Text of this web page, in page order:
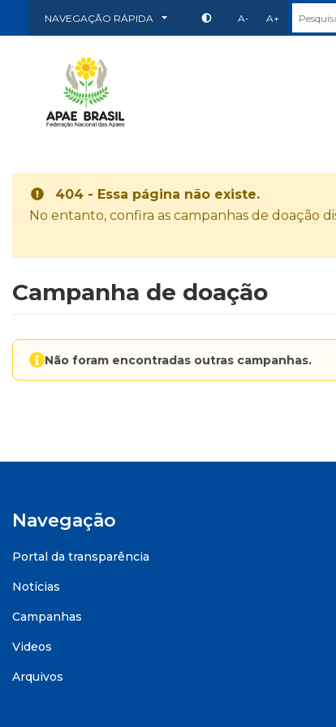
NAVEGAÇÃO RÁPIDA A- A+
404 - Essa página não existe.
No entanto, confira as campanhas de doação
Campanha de doação
Não foram encontradas outras campanhas.
Navegação
Portal da transparência
Notícias
Campanhas
Videos
Arquivos